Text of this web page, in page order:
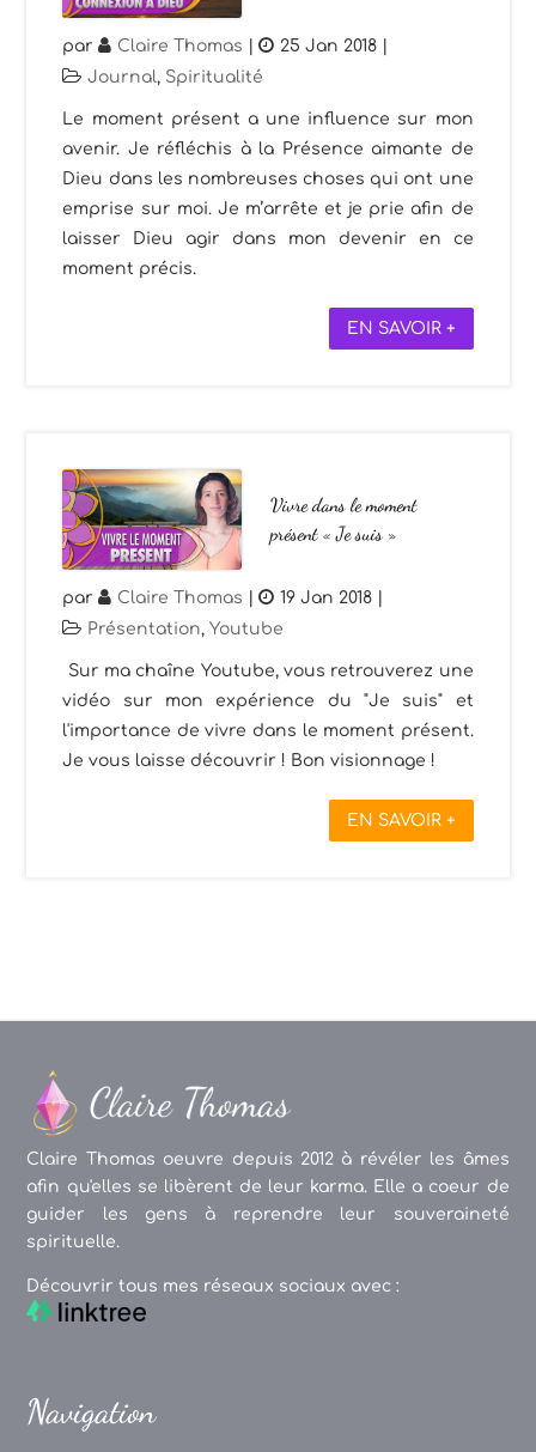
par Claire Thomas | 25 Jan 2018
Journal, Spiritualité
Le moment présent a une influence sur mon
avenir. Je réfléchis à la Présence aimante de
Dieu dans les nombreuses choses qui ont une
emprise sur moi. Je m’arrête et je prie afin de
laisser Dieu agir dans mon devenir en ce
moment précis.
EN SAVOIR +
Vivre dans le moment
présent « Je suis »
par Claire Thomas | 19 Jan 2018
Présentation,Youtube
Sur ma chaîne Youtube, vous retrouverez une
vidéo sur mon expérience du "Je suis" et
l'importance de vivre dans le moment présent.
Je vous laisse découvrir ! Bon visionnage !
EN SAVOIR +
Claire Thomas oeuvre depuis 2012 à révéler les âmes
afin qu'elles se libèrent de leur karma. Elle a coeur de
guider les gens à reprendre leur souveraineté
spirituelle.
Découvrir tous mes réseaux sociaux avec :
Navigation